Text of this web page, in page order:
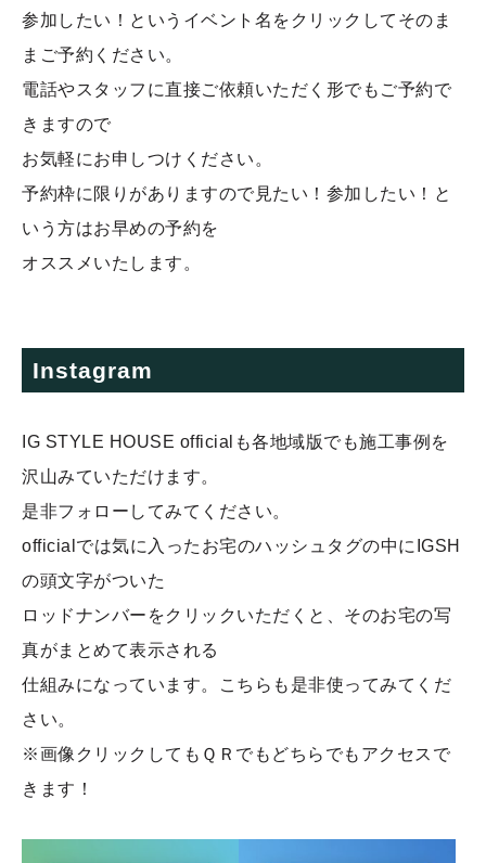
参加したい！というイベント名をクリックしてそのま
まご予約ください。
電話やスタッフに直接ご依頼いただく形でもご予約で
きますので
お気軽にお申しつけください。
予約枠に限りがありますので見たい！参加したい！と
いう方はお早めの予約を
オススメいたします。
Instagram
IG STYLE HOUSE officialも各地域版でも施工事例を
沢山みていただけます。
是非フォローしてみてください。
officialでは気に入ったお宅のハッシュタグの中にIGSH
の頭文字がついた
ロッドナンバーをクリックいただくと、そのお宅の写
真がまとめて表示される
仕組みになっています。こちらも是非使ってみてくだ
さい。
※画像クリックしてもＱＲでもどちらでもアクセスで
きます！